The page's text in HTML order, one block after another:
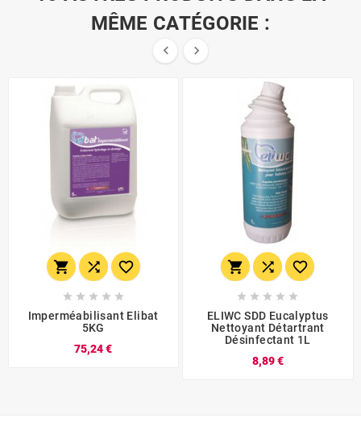
MÊME CATÉGORIE :
 
  
    
Imperméabilisant Elibat
5KG
75,24 €
  
    
ELIWC SDD Eucalyptus
Nettoyant Détartrant
Désinfectant 1L
8,89 €